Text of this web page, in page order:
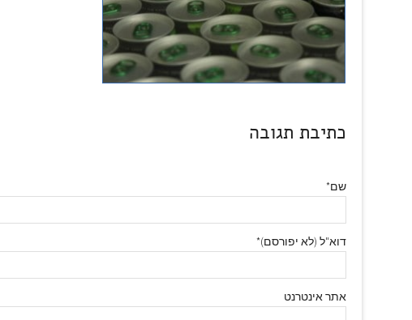
כתיבת תגובה
שם*
דוא"ל (לא יפורסם)*
אתר אינטרנט